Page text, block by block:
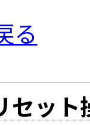
る
セット